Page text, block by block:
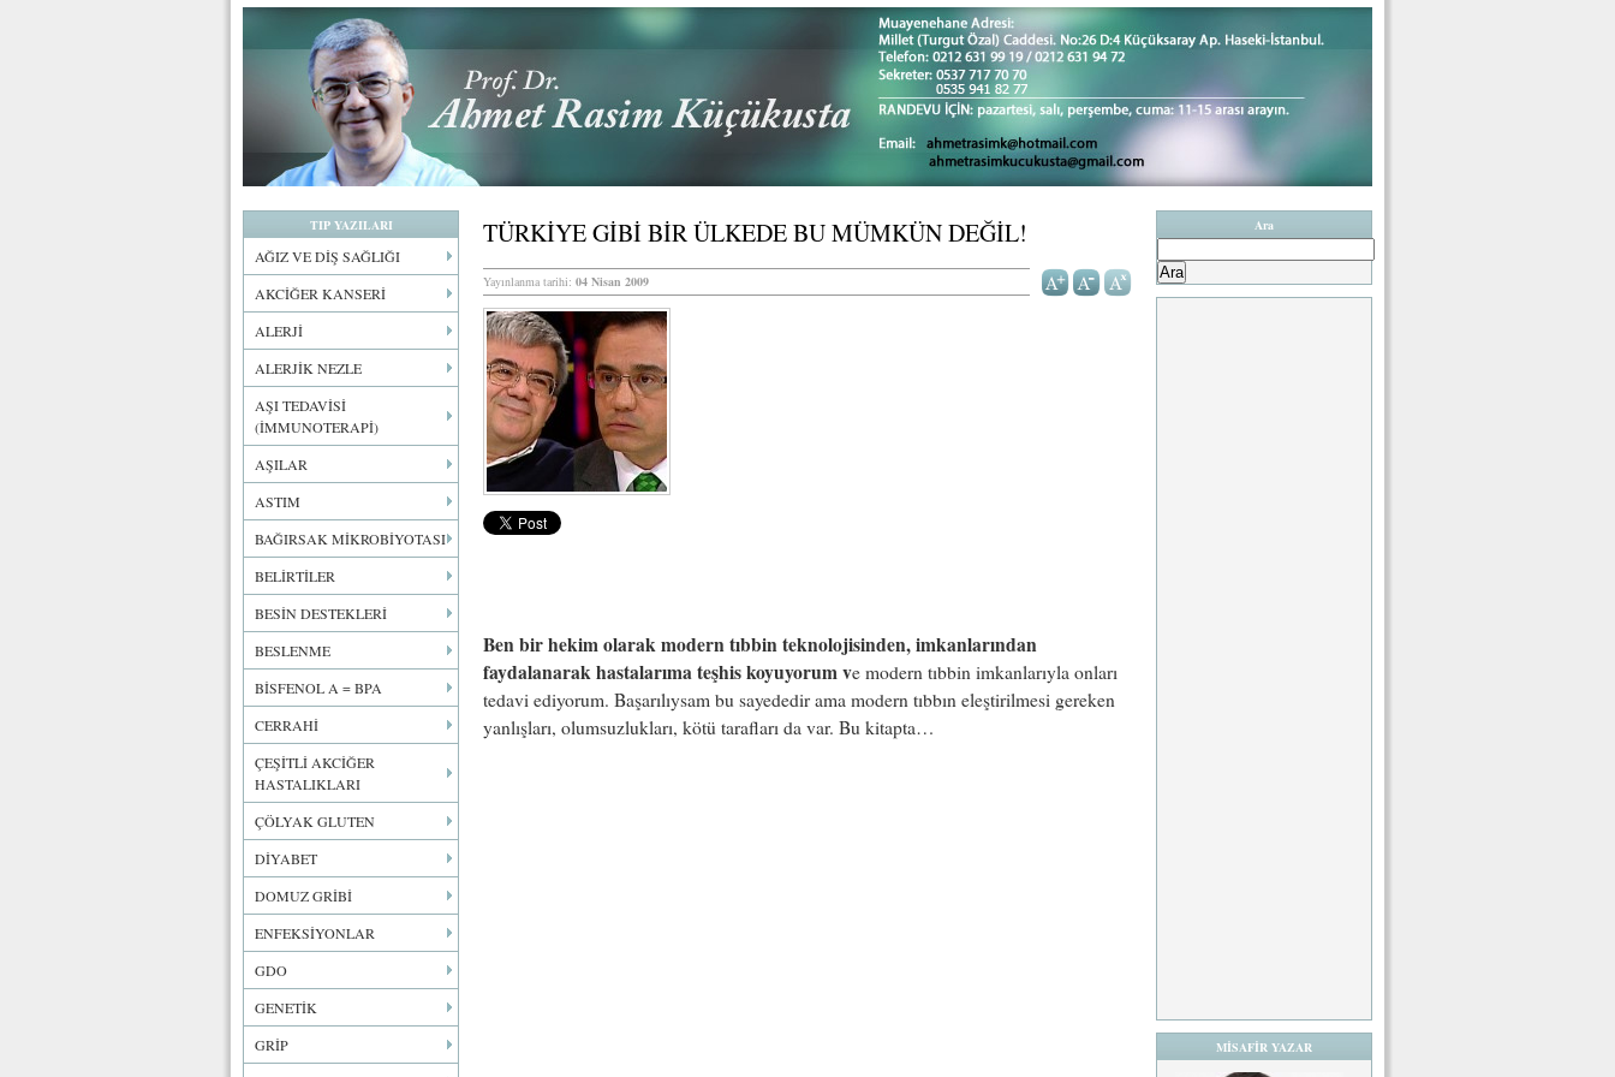
TIP YAZILARI
AĞIZ VE DİŞ SAĞLIĞI
AKCİĞER KANSERİ
ALERJİ
ALERJİK NEZLE
AŞI TEDAVİSİ
(İMMUNOTERAPİ)
AŞILAR
ASTIM
BAĞIRSAK MİKROBİYOTASI
BELİRTİLER
BESİN DESTEKLERİ
BESLENME
BİSFENOL A = BPA
CERRAHİ
ÇEŞİTLİ AKCİĞER
HASTALIKLARI
ÇÖLYAK GLUTEN
DİYABET
DOMUZ GRİBİ
ENFEKSİYONLAR
GDO
GENETİK
GRİP
TÜRKİYE GİBİ BİR ÜLKEDE BU MÜMKÜN DEĞİL!
Yayınlanma tarihi: 04 Nisan 2009
Ben bir hekim olarak modern tıbbin teknolojisinden, imkanlarından
faydalanarak hastalarıma teşhis koyuyorum ve modern tıbbin imkanlarıyla onları
tedavi ediyorum. Başarılıysam bu sayededir ama modern tıbbın eleştirilmesi gereken
yanlışları, olumsuzlukları, kötü tarafları da var. Bu kitapta…
Ara
MİSAFİR YAZAR